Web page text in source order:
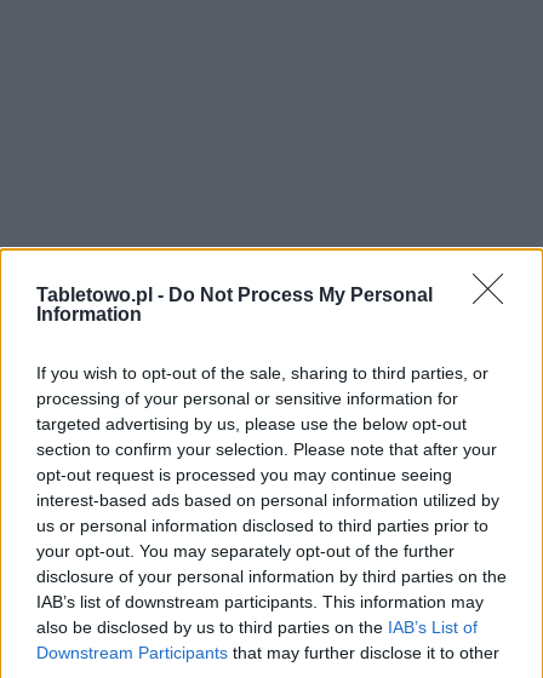
Tabletowo.pl - Do Not Process My Personal
Information
If you wish to opt-out of the sale, sharing to third parties, or
processing of your personal or sensitive information for
targeted advertising by us, please use the below opt-out
section to confirm your selection. Please note that after your
opt-out request is processed you may continue seeing
interest-based ads based on personal information utilized by
us or personal information disclosed to third parties prior to
your opt-out. You may separately opt-out of the further
disclosure of your personal information by third parties on the
IAB’s list of downstream participants. This information may
also be disclosed by us to third parties on the IAB’s List of
Downstream Participants that may further disclose it to other